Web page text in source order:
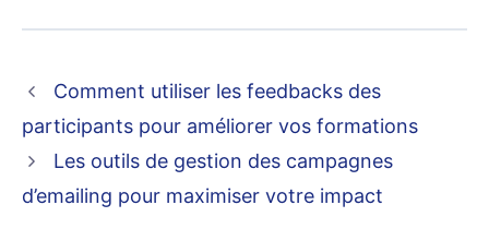
Comment utiliser les feedbacks des
participants pour améliorer vos formations
Les outils de gestion des campagnes
d’emailing pour maximiser votre impact